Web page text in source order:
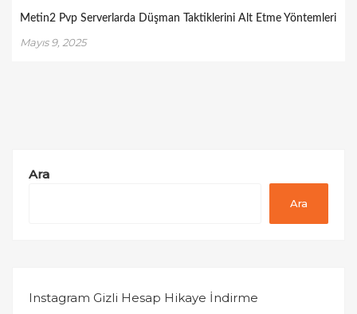
Metin2 Pvp Serverlarda Düşman Taktiklerini Alt Etme Yöntemleri
Mayıs 9, 2025
Ara
Ara
Instagram Gizli Hesap Hikaye İndirme